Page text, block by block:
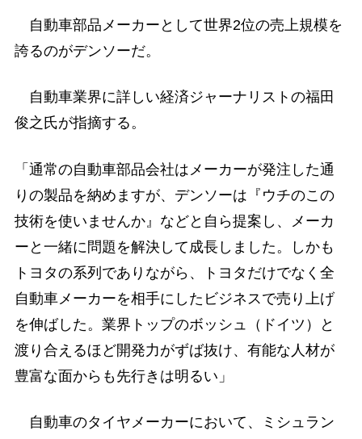
自動車部品メーカーとして世界2位の売上規模を
誇るのがデンソーだ。
自動車業界に詳しい経済ジャーナリストの福田
俊之氏が指摘する。
「通常の自動車部品会社はメーカーが発注した通
りの製品を納めますが、デンソーは『ウチのこの
技術を使いませんか』などと自ら提案し、メーカ
ーと一緒に問題を解決して成長しました。しかも
トヨタの系列でありながら、トヨタだけでなく全
自動車メーカーを相手にしたビジネスで売り上げ
を伸ばした。業界トップのボッシュ（ドイツ）と
渡り合えるほど開発力がずば抜け、有能な人材が
豊富な面からも先行きは明るい」
自動車のタイヤメーカーにおいて、ミシュラン